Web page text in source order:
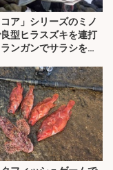
コア」シリーズのミノ
型ヒラスズキを連打
ランガンでサラシを攻